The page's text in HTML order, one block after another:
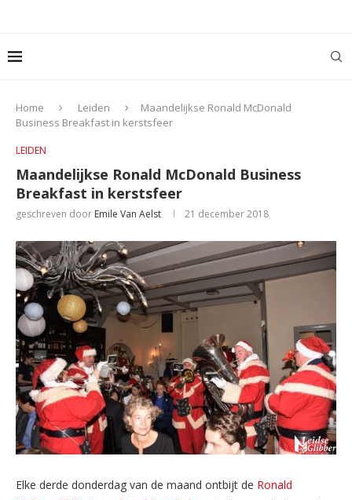
Home Leiden
Maandelijkse Ronald McDonald
Business Breakfast in kerstsfeer
LEIDEN
Maandelijkse Ronald McDonald Business
Breakfast in kerstsfeer
geschreven door Emile Van Aelst 21 december 2018
Elke derde donderdag van de maand ontbijt de Ronald